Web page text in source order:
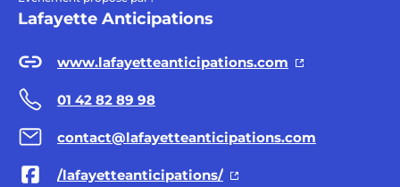
Lafayette Anticipations
www.lafayetteanticipations.com
01 42 82 89 98
contact@lafayetteanticipations.com
/lafayetteanticipations/